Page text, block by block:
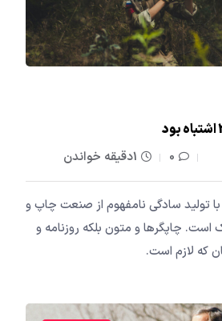
0 1دقیقه خواندن
تولید سادگی نامفهوم از صنعت چاپ و
است. چاپگرها و متون بلکه روزنامه و
که لازم است.